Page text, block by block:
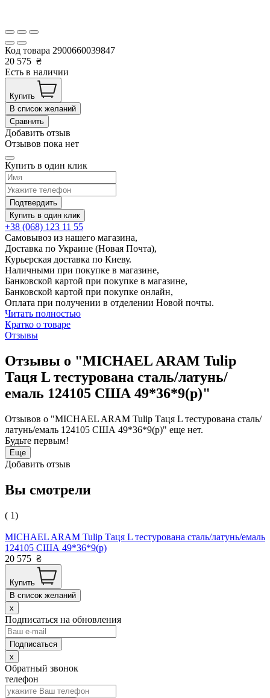
Код товара 2900660039847
20 575 ₴
Есть в наличии
Купить
В список желаний
Сравнить
Добавить отзыв
Отзывов пока нет
Купить в один клик
Подтвердить
Купить в один клик
+38 (068) 123 11 55
Самовывоз из нашего магазина,
Доставка по Украине (Новая Почта),
Курьерская доставка по Киеву.
Наличными при покупке в магазине,
Банковской картой при покупке в магазине,
Банковской картой при покупке онлайн,
Оплата при получении в отделении Новой почты.
Читать полностью
Кратко о товаре
Отзывы
Отзывы о "MICHAEL ARAM Tulip
Таця L тестурована сталь/латунь/
емаль 124105 США 49*36*9(р)"
Отзывов о "MICHAEL ARAM Tulip Таця L тестурована сталь/
латунь/емаль 124105 США 49*36*9(р)" еще нет.
Будьте первым!
Еще
Добавить отзыв
Вы смотрели
( 1)
MICHAEL ARAM Tulip Таця L тестурована сталь/латунь/емаль
124105 США 49*36*9(р)
20 575 ₴
Купить
В список желаний
x
Подписаться на обновления
x
Обратный звонок
телефон